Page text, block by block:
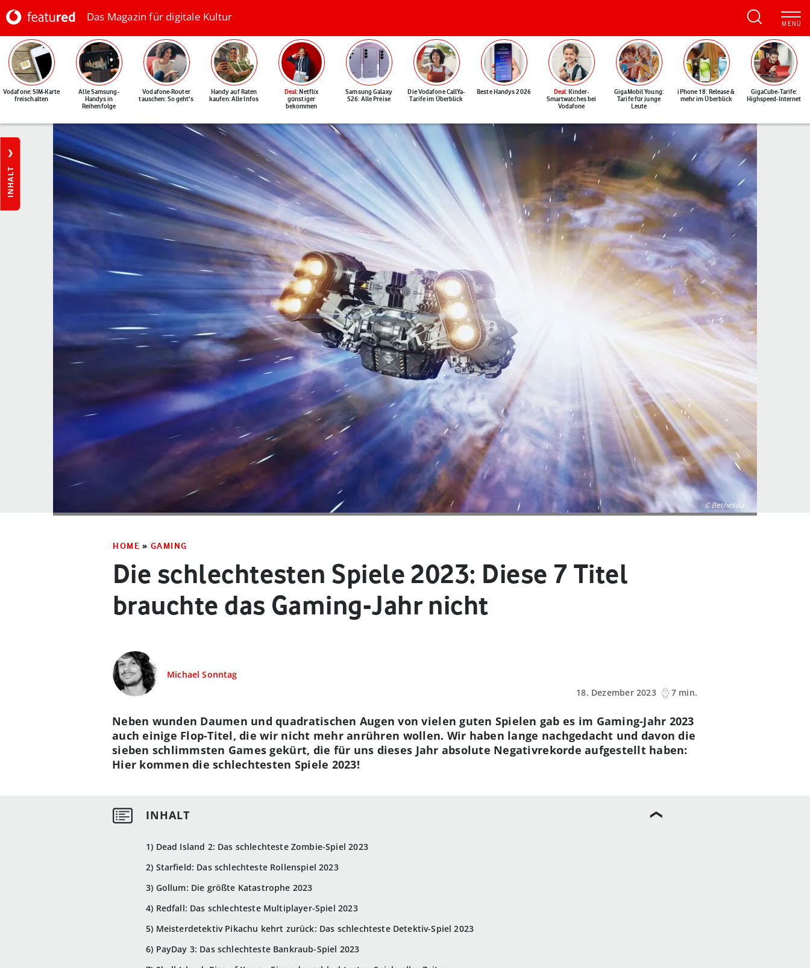
Das Magazin für digitale Kultur
Vodafone: SIM-Karte
freischalten
Alle Samsung-
Handys in
Reihenfolge
Vodafone-Router
tauschen: So geht's
Handy auf Raten
kaufen: Alle Infos
Deal: Netflix
günstiger
bekommen
Samsung Galaxy
S26: Alle Preise
Die Vodafone CallYa-
Tarife im Überblick
Beste Handys 2026 Deal: Kinder-
Smartwatches bei
Vodafone
GigaMobil Young:
Tarife für junge
Leute
iPhone 18: Release &
mehr im Überblick
GigaCube-Tarife:
Highspeed-Internet
INHALT
©Bethesda
HOME » GAMING
Die schlechtesten Spiele 2023: Diese 7 Titel
brauchte das Gaming-Jahr nicht
Michael Sonntag
18. Dezember 2023
7 min.
1) Dead Island 2: Das schlechteste Zombie-Spiel 2023
2) Starfield: Das schlechteste Rollenspiel 2023
3) Gollum: Die größte Katastrophe 2023
4) Redfall: Das schlechteste Multiplayer-Spiel 2023
5) Meisterdetektiv Pikachu kehrt zurück: Das schlechteste Detektiv-Spiel 2023
6) PayDay 3: Das schlechteste Bankraub-Spiel 2023
Neben wunden Daumen und quadratischen Augen von vielen guten Spielen gab es im Gaming-Jahr 2023
auch einige Flop-Titel, die wir nicht mehr anrühren wollen. Wir haben lange nachgedacht und davon die
sieben schlimmsten Games gekürt, die für uns dieses Jahr absolute Negativrekorde aufgestellt haben:
Hier kommen die schlechtesten Spiele 2023!